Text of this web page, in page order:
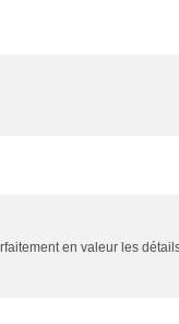
en valeur les